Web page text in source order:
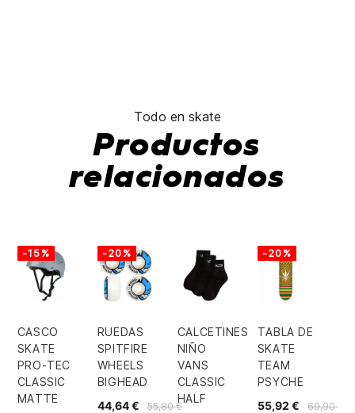
Todo en skate
Productos
relacionados
CASCO
SKATE
PRO-TEC
CLASSIC
MATTE
-15%
RUEDAS
SPITFIRE
WHEELS
BIGHEAD
55,80 €
44,64 €
-20%
CALCETINES
NIÑO
VANS
CLASSIC
HALF
TABLA DE
SKATE
TEAM
PSYCHE
69,90 €
55,92 €
-20%